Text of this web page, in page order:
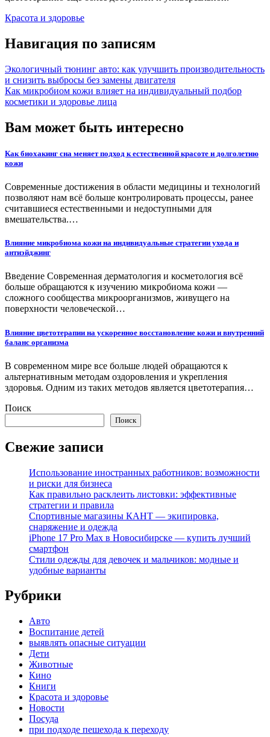
Красота и здоровье
Навигация по записям
Экологичный тюнинг авто: как улучшить производительность
и снизить выбросы без замены двигателя
Как микробиом кожи влияет на индивидуальный подбор
косметики и здоровье лица
Вам может быть интересно
Как биохакинг сна меняет подход к естественной красоте и долголетию
кожи
Современные достижения в области медицины и технологий
позволяют нам всё больше контролировать процессы, ранее
считавшиеся естественными и недоступными для
вмешательства.…
Влияние микробиома кожи на индивидуальные стратегии ухода и
антиэйджинг
Введение Современная дерматология и косметология всё
больше обращаются к изучению микробиома кожи —
сложного сообщества микроорганизмов, живущего на
поверхности человеческой…
Влияние цветотерапии на ускоренное восстановление кожи и внутренний
баланс организма
В современном мире все больше людей обращаются к
альтернативным методам оздоровления и укрепления
здоровья. Одним из таких методов является цветотерапия…
Поиск
Поиск
Свежие записи
Использование иностранных работников: возможности
и риски для бизнеса
Как правильно расклеить листовки: эффективные
стратегии и правила
Спортивные магазины КАНТ — экипировка,
снаряжение и одежда
iPhone 17 Pro Max в Новосибирске — купить лучший
смартфон
Стили одежды для девочек и мальчиков: модные и
удобные варианты
Рубрики
Авто
Воспитание детей
выявлять опасные ситуации
Дети
Животные
Кино
Книги
Красота и здоровье
Новости
Посуда
при подходе пешехода к переходу